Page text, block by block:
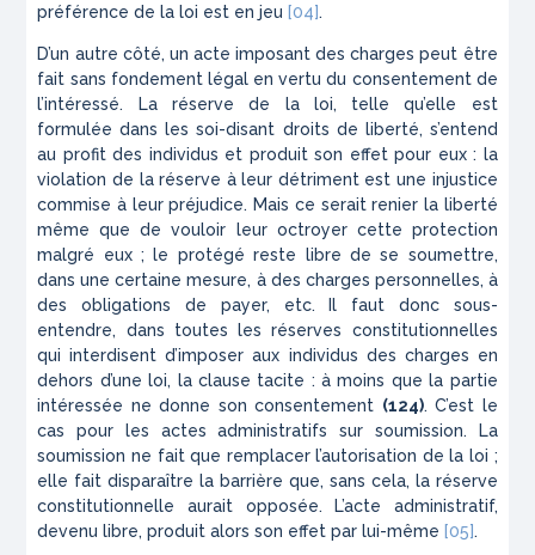
préférence de la loi est en jeu [04].
D’un autre côté, un acte imposant des charges peut être
fait sans fondement légal en vertudu con­sentement de
l’intéressé. La réserve de la loi, telle qu’elle est
formulée dans les soi-disant droits de liberté, s’entend
au profit des individus et produit son effet pour eux : la
violation de la réserve à leur dé­triment est une injustice
commise à leur préjudice. Mais ce serait renier la liberté
même que de vouloir leur octroyer cette protection
malgré eux ; le protégé reste libre de se soumettre,
dans une certaine mesure, à des charges personnelles, à
des obligations de payer, etc. Il faut donc sous-
entendre, dans toutes les réserves constitutionnelles
qui interdisent d’imposer aux indi­vidus des charges en
dehors d’une loi, la clause tacite : à moins que la partie
intéressée ne donne son consentement (124). C’est le
cas pour les actes administratifs sur soumission. La
soumission ne fait que remplacer l’autorisation de la loi ;
elle fait disparaître la bar­rière que, sans cela, la réserve
constitutionnelle aurait opposée. L’acte administratif,
devenu libre, produit alors son effet par lui-même [05].